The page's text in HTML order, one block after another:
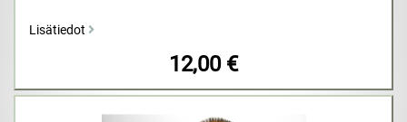
Lisätiedot
12,00 €